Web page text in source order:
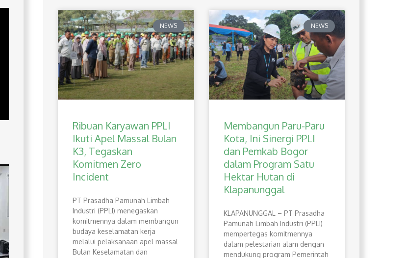
NEWS
Ribuan Karyawan PPLI
Ikuti Apel Massal Bulan
K3, Tegaskan
Komitmen Zero
Incident
PT Prasadha Pamunah Limbah
Industri (PPLI) menegaskan
komitmennya dalam membangun
budaya keselamatan kerja
melalui pelaksanaan apel massal
Bulan Keselamatan dan
NEWS
Membangun Paru-Paru
Kota, Ini Sinergi PPLI
dan Pemkab Bogor
dalam Program Satu
Hektar Hutan di
Klapanunggal
​KLAPANUNGGAL – PT Prasadha
Pamunah Limbah Industri (PPLI)
mempertegas komitmennya
dalam pelestarian alam dengan
mendukung program Pemerintah